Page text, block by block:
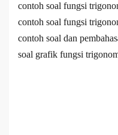
contoh soal fungsi
contoh soal fungsi
contoh soal dan
soal grafik fungsi